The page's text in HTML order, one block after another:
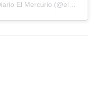
Una publicación compartida por Diario El Mercurio (@elmercurioec)